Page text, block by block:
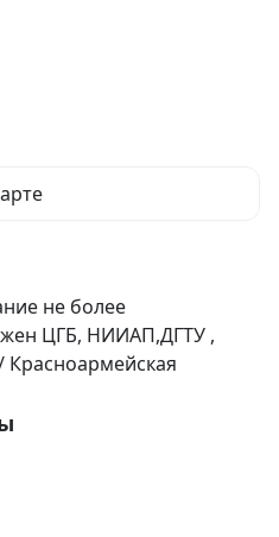
не более
ЦГБ, НИИАП,ДГТУ ,